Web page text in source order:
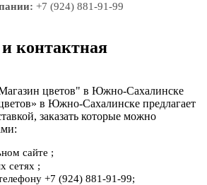
+7 (924) 881-91-99
контактная
цветов" в Южно-Сахалинске
в Южно-Сахалинске предлагает
заказать которые можно
сайте ;
сетях ;
+7 (924) 881-91-99;